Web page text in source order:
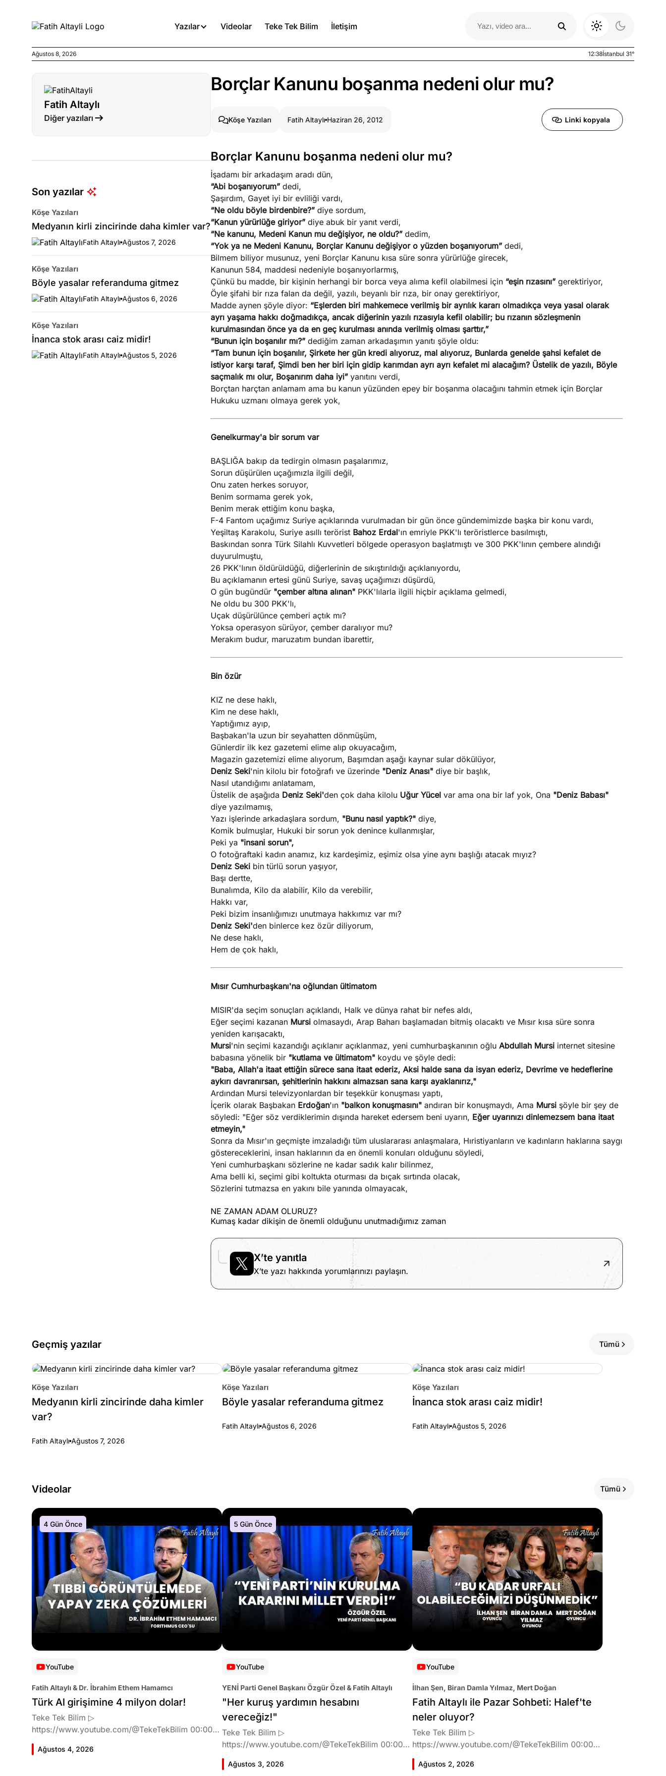
Yazılar Videolar Teke Tek Bilim İletişim
Medyanın kirli zincirinde daha kimler var?
Böyle yasalar referanduma gitmez
Ağustos 5, 2026
İnanca stok arası caiz midir!
Köşe Yazıları
Ağustos 8, 2026 12:38İstanbul 31°
Fatih Altaylı
Diğer yazıları
Son yazılar
Köşe Yazıları
Medyanın kirli zincirinde daha kimler var?
Fatih Altaylı Ağustos 7, 2026
Köşe Yazıları
Böyle yasalar referanduma gitmez
Fatih Altaylı Ağustos 6, 2026
Köşe Yazıları
İnanca stok arası caiz midir!
Fatih Altaylı Ağustos 5, 2026
Borçlar Kanunu boşanma nedeni olur mu?
Köşe Yazıları Fatih Altaylı Haziran 26, 2012 Linki kopyala
Borçlar Kanunu boşanma nedeni olur mu?
İşadamı bir arkadaşım aradı dün,
“Abi boşanıyorum” dedi,
Şaşırdım, Gayet iyi bir evliliği vardı,
“Ne oldu böyle birdenbire?” diye sordum,
“Kanun yürürlüğe giriyor” diye abuk bir yanıt verdi,
“Ne kanunu, Medeni Kanun mu değişiyor, ne oldu?” dedim,
“Yok ya ne Medeni Kanunu, Borçlar Kanunu değişiyor o yüzden boşanıyorum” dedi,
Bilmem biliyor musunuz, yeni Borçlar Kanunu kısa süre sonra yürürlüğe girecek,
Kanunun 584, maddesi nedeniyle boşanıyorlarmış,
Çünkü bu madde, bir kişinin herhangi bir borca veya alıma kefil olabilmesi için “eşin rızasını” gerektiriyor,
Öyle şifahi bir rıza falan da değil, yazılı, beyanlı bir rıza, bir onay gerektiriyor,
Madde aynen şöyle diyor: “Eşlerden biri mahkemece verilmiş bir ayrılık kararı olmadıkça veya yasal olarak
ayrı yaşama hakkı doğmadıkça, ancak diğerinin yazılı rızasıyla kefil olabilir; bu rızanın sözleşmenin
kurulmasından önce ya da en geç kurulması anında verilmiş olması şarttır,”
“Bunun için boşanılır mı?” dediğim zaman arkadaşımın yanıtı şöyle oldu:
“Tam bunun için boşanılır, Şirkete her gün kredi alıyoruz, mal alıyoruz, Bunlarda genelde şahsi kefalet de
istiyor karşı taraf, Şimdi ben her biri için gidip karımdan ayrı ayrı kefalet mi alacağım? Üstelik de yazılı, Böyle
saçmalık mı olur, Boşanırım daha iyi” yanıtını verdi,
Borçtan harçtan anlamam ama bu kanun yüzünden epey bir boşanma olacağını tahmin etmek için Borçlar
Hukuku uzmanı olmaya gerek yok,
Genelkurmay'a bir sorum var
BAŞLIĞA bakıp da tedirgin olmasın paşalarımız,
Sorun düşürülen uçağımızla ilgili değil,
Onu zaten herkes soruyor,
Benim sormama gerek yok,
Benim merak ettiğim konu başka,
F-4 Fantom uçağımız Suriye açıklarında vurulmadan bir gün önce gündemimizde başka bir konu vardı,
Yeşiltaş Karakolu, Suriye asıllı terörist Bahoz Erdal'ın emriyle PKK'lı teröristlerce basılmıştı,
Baskından sonra Türk Silahlı Kuvvetleri bölgede operasyon başlatmıştı ve 300 PKK'lının çembere alındığı
duyurulmuştu,
26 PKK'lının öldürüldüğü, diğerlerinin de sıkıştırıldığı açıklanıyordu,
Bu açıklamanın ertesi günü Suriye, savaş uçağımızı düşürdü,
O gün bugündür "çember altına alınan" PKK'lılarla ilgili hiçbir açıklama gelmedi,
Ne oldu bu 300 PKK'lı,
Uçak düşürülünce çemberi açtık mı?
Yoksa operasyon sürüyor, çember daralıyor mu?
Merakım budur, maruzatım bundan ibarettir,
Bin özür
KIZ ne dese haklı,
Kim ne dese haklı,
Yaptığımız ayıp,
Başbakan'la uzun bir seyahatten dönmüşüm,
Günlerdir ilk kez gazetemi elime alıp okuyacağım,
Magazin gazetemizi elime alıyorum, Başımdan aşağı kaynar sular dökülüyor,
Deniz Seki'nin kilolu bir fotoğrafı ve üzerinde "Deniz Anası" diye bir başlık,
Nasıl utandığımı anlatamam,
Üstelik de aşağıda Deniz Seki'den çok daha kilolu Uğur Yücel var ama ona bir laf yok, Ona "Deniz Babası"
diye yazılmamış,
Yazı işlerinde arkadaşlara sordum, "Bunu nasıl yaptık?" diye,
Komik bulmuşlar, Hukuki bir sorun yok denince kullanmışlar,
Peki ya "insani sorun",
O fotoğraftaki kadın anamız, kız kardeşimiz, eşimiz olsa yine aynı başlığı atacak mıyız?
Deniz Seki bin türlü sorun yaşıyor,
Başı dertte,
Bunalımda, Kilo da alabilir, Kilo da verebilir,
Hakkı var,
Peki bizim insanlığımızı unutmaya hakkımız var mı?
Deniz Seki'den binlerce kez özür diliyorum,
Ne dese haklı,
Hem de çok haklı,
Mısır Cumhurbaşkanı'na oğlundan ültimatom
MISIR'da seçim sonuçları açıklandı, Halk ve dünya rahat bir nefes aldı,
Eğer seçimi kazanan Mursi olmasaydı, Arap Baharı başlamadan bitmiş olacaktı ve Mısır kısa süre sonra
yeniden karışacaktı,
Mursi'nin seçimi kazandığı açıklanır açıklanmaz, yeni cumhurbaşkanının oğlu Abdullah Mursi internet sitesine
babasına yönelik bir "kutlama ve ültimatom" koydu ve şöyle dedi:
"Baba, Allah'a itaat ettiğin sürece sana itaat ederiz, Aksi halde sana da isyan ederiz, Devrime ve hedeflerine
aykırı davranırsan, şehitlerinin hakkını almazsan sana karşı ayaklanırız,"
Ardından Mursi televizyonlardan bir teşekkür konuşması yaptı,
İçerik olarak Başbakan Erdoğan'ın "balkon konuşmasını" andıran bir konuşmaydı, Ama Mursi şöyle bir şey de
söyledi: "Eğer söz verdiklerimin dışında hareket edersem beni uyarın, Eğer uyarınızı dinlemezsem bana itaat
etmeyin,"
Sonra da Mısır'ın geçmişte imzaladığı tüm uluslararası anlaşmalara, Hıristiyanların ve kadınların haklarına saygı
göstereceklerini, insan haklarının da en önemli konuları olduğunu söyledi,
Yeni cumhurbaşkanı sözlerine ne kadar sadık kalır bilinmez,
Ama belli ki, seçimi gibi koltukta oturması da bıçak sırtında olacak,
Sözlerini tutmazsa en yakını bile yanında olmayacak,
NE ZAMAN ADAM OLURUZ?
Kumaş kadar dikişin de önemli olduğunu unutmadığımız zaman
X’te yanıtla
X’te yazı hakkında yorumlarınızı paylaşın.
Geçmiş yazılar Tümü
Köşe Yazıları
Medyanın kirli zincirinde daha kimler
var?
Fatih Altaylı Ağustos 7, 2026
Köşe Yazıları
Böyle yasalar referanduma gitmez
Fatih Altaylı Ağustos 6, 2026
Köşe Yazıları
İnanca stok arası caiz midir!
Fatih Altaylı Ağustos 5, 2026
Videolar Tümü
4 Gün Önce
YouTube
Fatih Altaylı & Dr. İbrahim Ethem Hamamcı
Türk AI girişimine 4 milyon dolar!
Teke Tek Bilim ▷
https://www.youtube.com/@TekeTekBilim 00:00
Giriş 01:51 İbrahim Ethem Hamamcı kimdir ve
akademik çalışmaları neler? 10:54 Kendi şirketlerini
Ağustos 4, 2026
5 Gün Önce
YouTube
YENİ Parti Genel Başkanı Özgür Özel & Fatih Altaylı
"Her kuruş yardımın hesabını
vereceğiz!"
Teke Tek Bilim ▷
https://www.youtube.com/@TekeTekBilim 00:00
Giriş 01:58 Butlan kararı 05:58 Butlan kararı kimin
meselesi? 11:32 Kılıçdaroğlu bu günlerin sinyalini
Ağustos 3, 2026
YouTube
İlhan Şen, Biran Damla Yılmaz, Mert Doğan
Fatih Altaylı ile Pazar Sohbeti: Halef'te
neler oluyor?
Teke Tek Bilim ▷
https://www.youtube.com/@TekeTekBilim 00:00
Giriş 02:46 Biran Damla Yılmaz dizi teklifi
geldiğinde neler hissetti? 05:41 Oynadığı role nasıl
Ağustos 2, 2026